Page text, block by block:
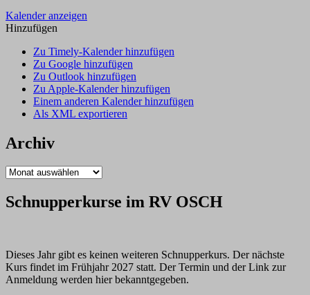
Kalender anzeigen
Hinzufügen
Zu Timely-Kalender hinzufügen
Zu Google hinzufügen
Zu Outlook hinzufügen
Zu Apple-Kalender hinzufügen
Einem anderen Kalender hinzufügen
Als XML exportieren
Archiv
Archiv
Schnupperkurse im RV OSCH
Dieses Jahr gibt es keinen weiteren Schnupperkurs. Der nächste
Kurs findet im Frühjahr 2027 statt. Der Termin und der Link zur
Anmeldung werden hier bekanntgegeben.